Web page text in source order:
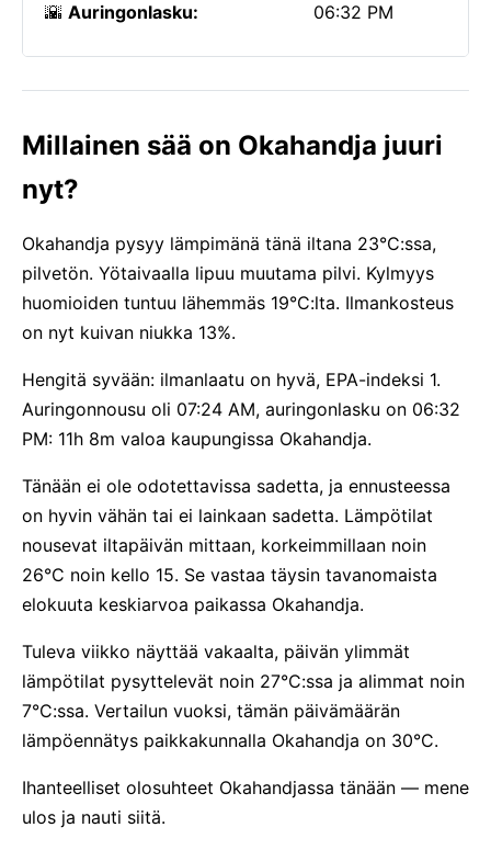
🌇 Auringonlasku: 06:32 PM
Millainen sää on Okahandja juuri
nyt?
Okahandja pysyy lämpimänä tänä iltana 23°C:ssa,
pilvetön. Yötaivaalla lipuu muutama pilvi. Kylmyys
huomioiden tuntuu lähemmäs 19°C:lta. Ilmankosteus
on nyt kuivan niukka 13%.
Hengitä syvään: ilmanlaatu on hyvä, EPA-indeksi 1.
Auringonnousu oli 07:24 AM, auringonlasku on 06:32
PM: 11h 8m valoa kaupungissa Okahandja.
Tänään ei ole odotettavissa sadetta, ja ennusteessa
on hyvin vähän tai ei lainkaan sadetta. Lämpötilat
nousevat iltapäivän mittaan, korkeimmillaan noin
26°C noin kello 15. Se vastaa täysin tavanomaista
elokuuta keskiarvoa paikassa Okahandja.
Tuleva viikko näyttää vakaalta, päivän ylimmät
lämpötilat pysyttelevät noin 27°C:ssa ja alimmat noin
7°C:ssa. Vertailun vuoksi, tämän päivämäärän
lämpöennätys paikkakunnalla Okahandja on 30°C.
Ihanteelliset olosuhteet Okahandjassa tänään — mene
ulos ja nauti siitä.